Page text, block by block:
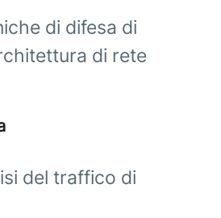
di difesa di
di rete
del traffico di